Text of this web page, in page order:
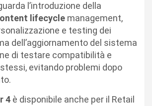
l’introduzione della
lifecycle management,
e testing dei
dell’aggiornamento del sistema
di testare compatibilità e
evitando problemi dopo
4 è disponibile anche per il Retail